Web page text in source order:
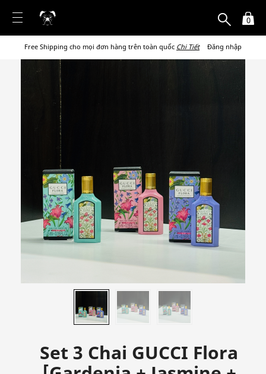
0
Free Shipping cho mọi đơn hàng trên toàn quốc Chi Tiết Đăng nhập
Set 3 Chai GUCCI Flora